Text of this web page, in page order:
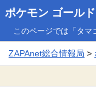
ポケモン ゴール
このページでは「タマ
ZAPAnet総合情報局 >